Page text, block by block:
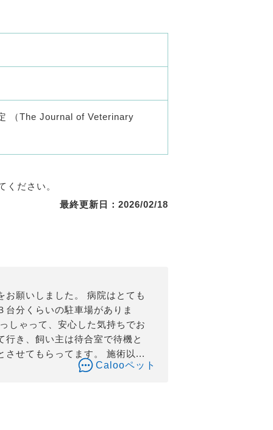
（The Journal of Veterinary
ださい。
最終更新日：2026/02/18
お願いしました。 病院はとても
分くらいの駐車場がありま
しゃって、安心した気持ちでお
き、飼い主は待合室で待機と
させてもらってます。 施術以...
Calooペット